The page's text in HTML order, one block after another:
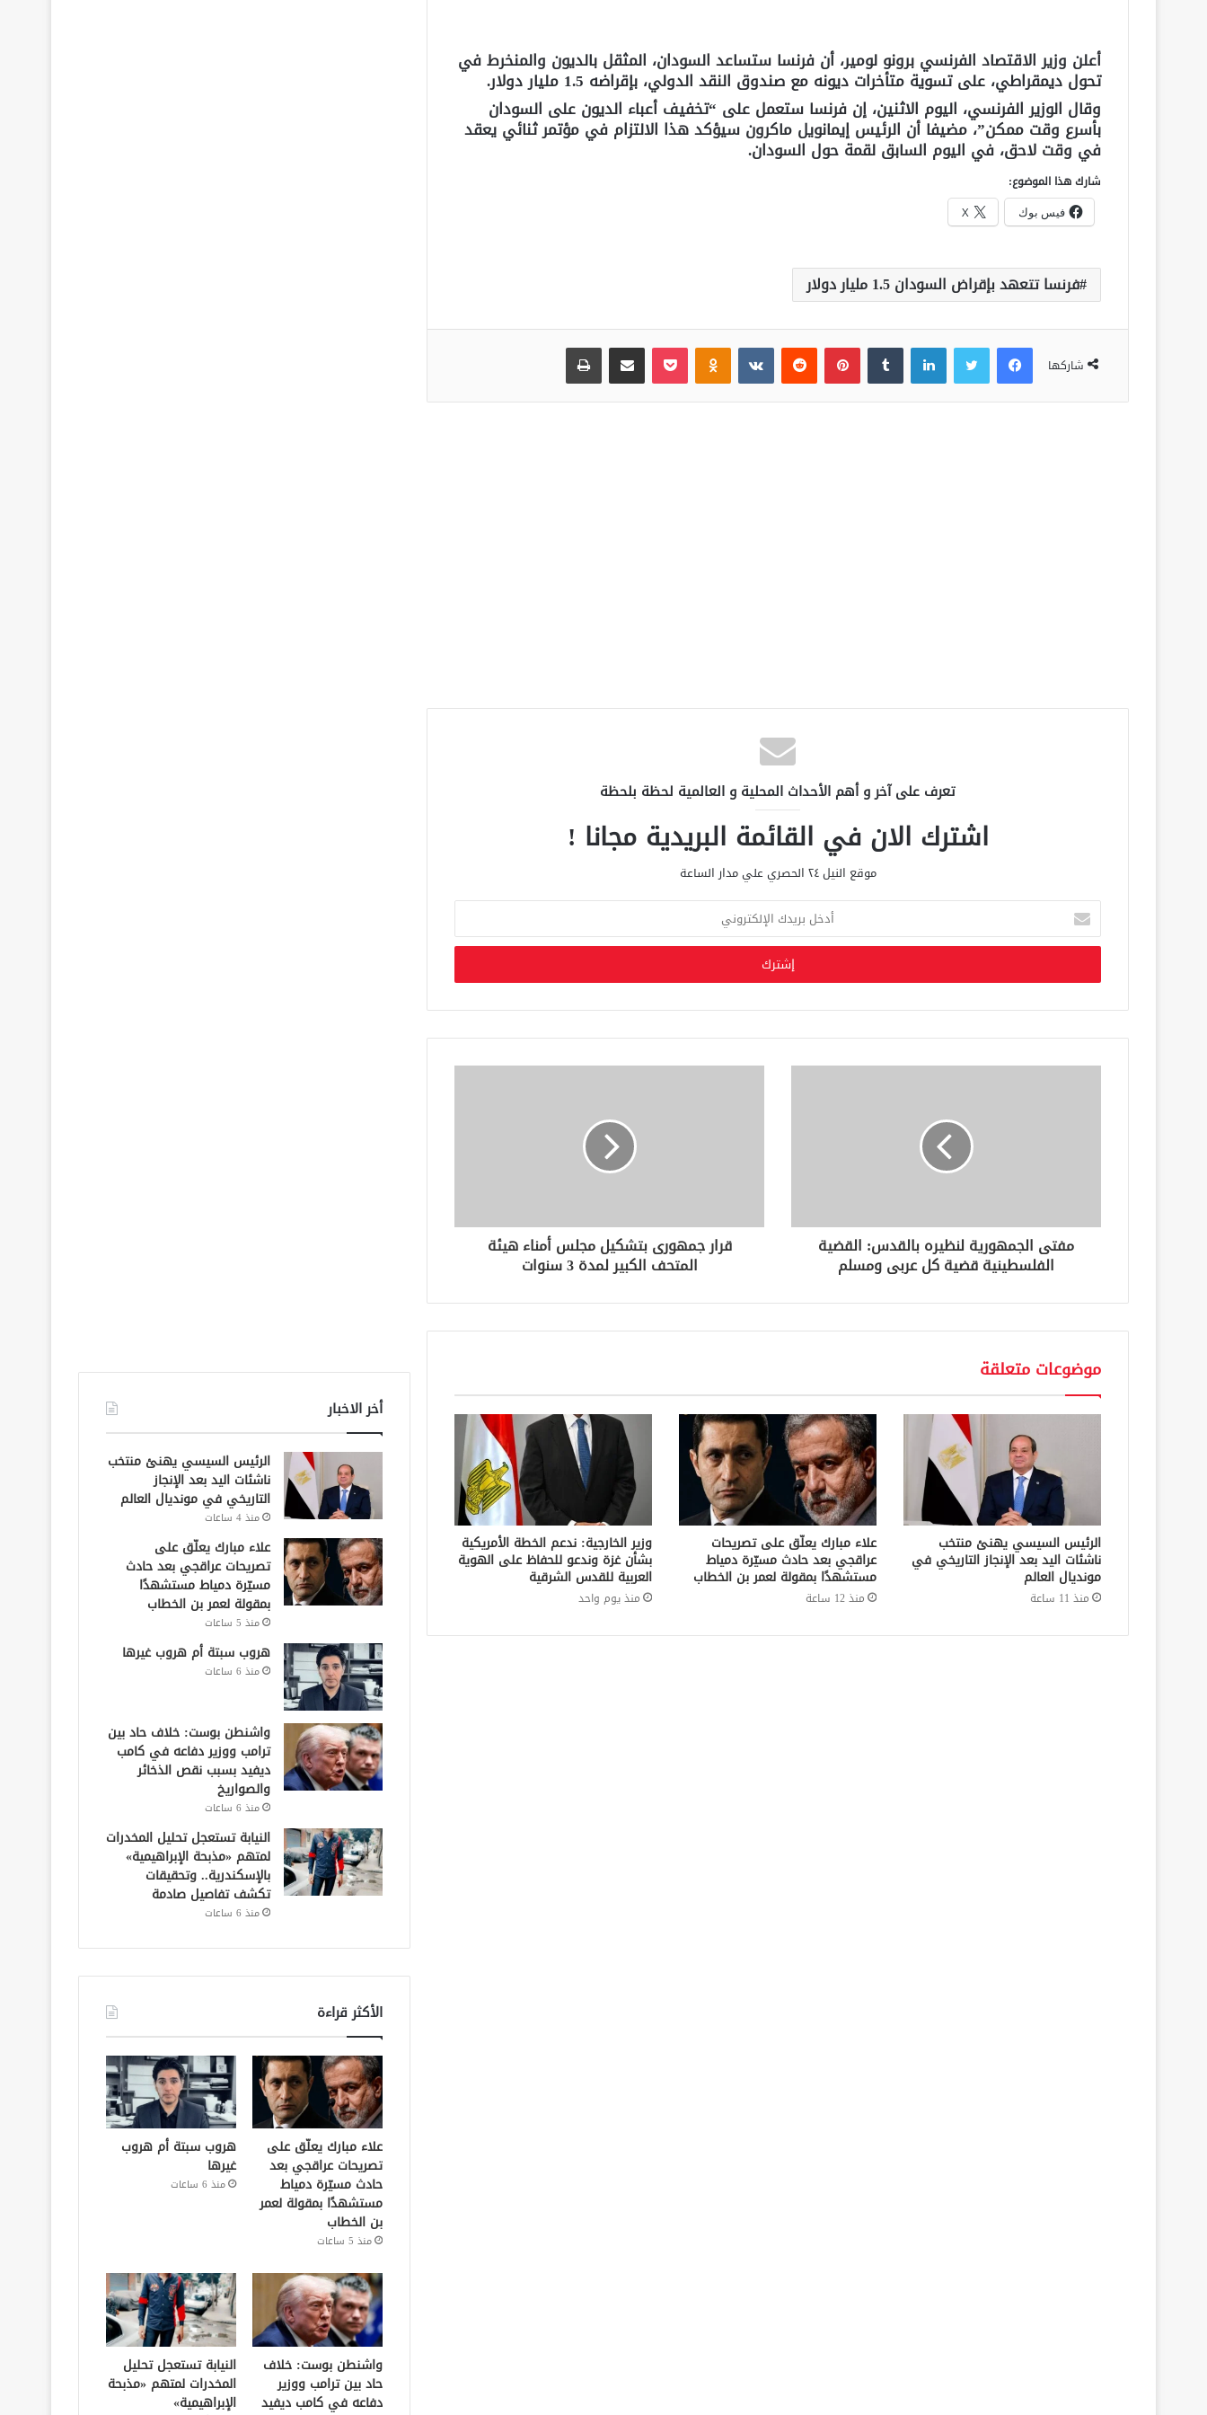
أعلن وزير الاقتصاد الفرنسي برونو لومير، أن فرنسا ستساعد السودان، المثقل بالديون والمنخرط في
تحول ديمقراطي، على تسوية متأخرات ديونه مع صندوق النقد الدولي، بإقراضه 1.5 مليار دولار.
وقال الوزير الفرنسي، اليوم الاثنين، إن فرنسا ستعمل على “تخفيف أعباء الديون على السودان
بأسرع وقت ممكن”، مضيفا أن الرئيس إيمانويل ماكرون سيؤكد هذا الالتزام في مؤتمر ثنائي يعقد
في وقت لاحق، في اليوم السابق لقمة حول السودان.
شارك هذا الموضوع:
فيس بوك X
فرنسا تتعهد بإقراض السودان 1.5 مليار دولار
شاركها
فيسبوك لينكدإن بينتيريست بوكيت
تعرف على آخر و أهم الأحداث المحلية و العالمية لحظة بلحظة
اشترك الان في القائمة البريدية مجانا !
موقع النيل ٢٤ الحصري علي مدار الساعة
خ
ب
د
ك
ن
مفتى الجمهورية لنظيره بالقدس: القضية
الفلسطينية قضية كل عربى ومسلم
قرار جمهورى بتشكيل مجلس أمناء هيئة
المتحف الكبير لمدة 3 سنوات
موضوعات متعلقة
الرئيس السيسي يهنئ منتخب
ناشئات اليد بعد الإنجاز التاريخي في
مونديال العالم
منذ 11 ساعة
علاء مبارك يعلّق على تصريحات
عراقجي بعد حادث مسيّرة دمياط
مستشهدًا بمقولة لعمر بن الخطاب
منذ 12 ساعة
وزير الخارجية: ندعم الخطة الأمريكية
بشأن غزة وندعو للحفاظ على الهوية
العربية للقدس الشرقية
منذ يوم واحد
أخر الاخبار
الرئيس السيسي يهنئ منتخب
ناشئات اليد بعد الإنجاز
التاريخي في مونديال العالم
منذ 4 ساعات
علاء مبارك يعلّق على
تصريحات عراقجي بعد حادث
مسيّرة دمياط مستشهدًا
بمقولة لعمر بن الخطاب
منذ 5 ساعات
هروب سبتة أم هروب غيرها
منذ 6 ساعات
واشنطن بوست: خلاف حاد بين
ترامب ووزير دفاعه في كامب
ديفيد بسبب نقص الذخائر
والصواريخ
منذ 6 ساعات
النيابة تستعجل تحليل المخدرات
لمتهم «مذبحة الإبراهيمية»
بالإسكندرية.. وتحقيقات
تكشف تفاصيل صادمة
منذ 6 ساعات
الأكثر قراءة
علاء مبارك يعلّق على
تصريحات عراقجي بعد
حادث مسيّرة دمياط
مستشهدًا بمقولة لعمر
بن الخطاب
منذ 5 ساعات
هروب سبتة أم هروب
غيرها
منذ 6 ساعات
واشنطن بوست: خلاف
حاد بين ترامب ووزير
دفاعه في كامب ديفيد
النيابة تستعجل تحليل
المخدرات لمتهم «مذبحة
الإبراهيمية»